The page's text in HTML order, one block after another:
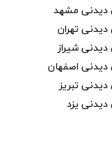
دیدنی مشهد
تهران
شیراز
دیدنی اصفهان
تبریز
یزد